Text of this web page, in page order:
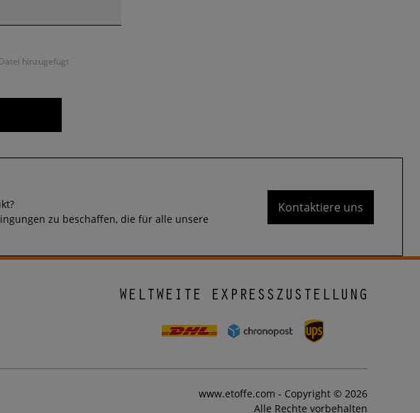
hinzugefügt
zu beschaffen, die für alle unsere
Kontaktiere uns
WELTWEITE EXPRESSZUSTELLUNG
www.etoffe.com - Copyright © 2026
Alle Rechte vorbehalten